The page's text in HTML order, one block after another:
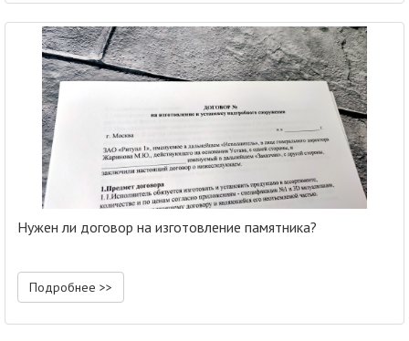
Нужен ли договор на изготовление памятника?
Подробнее >>